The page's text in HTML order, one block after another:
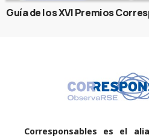
Guía de los XVI Premios
Corresponsables es el